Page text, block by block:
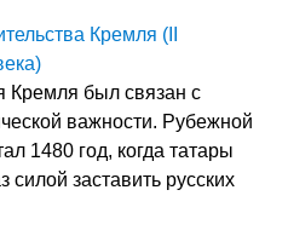
Кремля (II
Кремля был связан с
важности. Рубежной
1480 год, когда татары
заставить русских